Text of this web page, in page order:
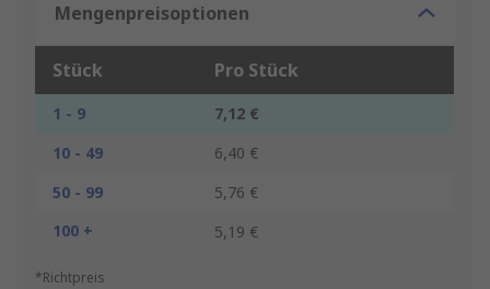
Mengenpreisoptionen
Stück Pro Stück
1 - 9
7,12 €
10 - 49
6,40 €
50 - 99
5,76 €
100 +
5,19 €
*Richtpreis